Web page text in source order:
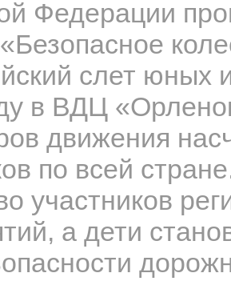
Федерации
слет юных
в ВДЦ
движения
по всей
участников
а дети